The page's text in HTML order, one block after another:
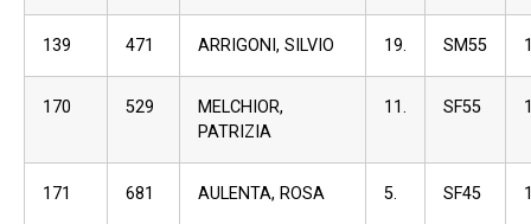
139 471 ARRIGONI, SILVIO 19. SM55
170 529
MELCHIOR,
PATRIZIA
11. SF55
171 681 AULENTA, ROSA 5. SF45